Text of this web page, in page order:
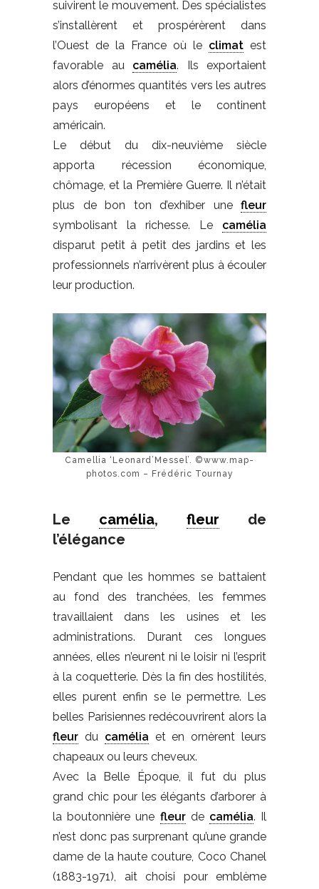
suivirent le mouvement. Des spécialistes
s’installèrent et prospérèrent dans
l’Ouest de la France où le climat est
favorable au camélia. Ils exportaient
alors d’énormes quantités vers les autres
pays européens et le continent
américain.
Le début du dix-neuvième siècle
apporta récession économique,
chômage, et la Première Guerre. Il n’était
plus de bon ton d’exhiber une fleur
symbolisant la richesse. Le camélia
disparut petit à petit des jardins et les
professionnels n’arrivèrent plus à écouler
leur production.
Camellia ‘Leonard’Messel’. ©www.map-
photos.com – Frédéric Tournay
Le camélia, fleur de
l’élégance
Pendant que les hommes se battaient
au fond des tranchées, les femmes
travaillaient dans les usines et les
administrations. Durant ces longues
années, elles n’eurent ni le loisir ni l’esprit
à la coquetterie. Dès la fin des hostilités,
elles purent enfin se le permettre. Les
belles Parisiennes redécouvrirent alors la
fleur du camélia et en ornèrent leurs
chapeaux ou leurs cheveux.
Avec la Belle Époque, il fut du plus
grand chic pour les élégants d’arborer à
la boutonnière une fleurde camélia. Il
n’est donc pas surprenant qu’une grande
dame de la haute couture, Coco Chanel
(1883-1971), ait choisi pour emblème